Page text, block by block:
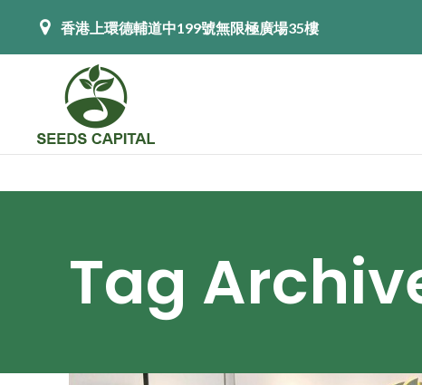
香港上環德輔道中199號無限極廣場35樓
Tag